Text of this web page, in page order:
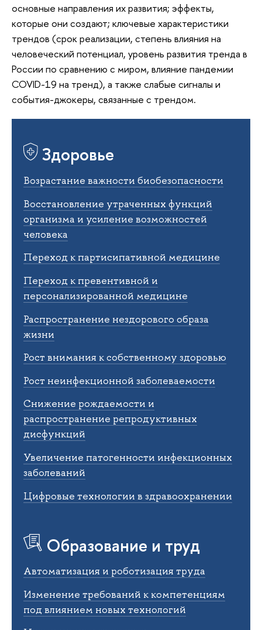
основные направления их развития; эффекты,
которые они создают; ключевые характеристики
трендов (срок реализации, степень влияния на
человеческий потенциал, уровень развития тренда в
России по сравнению с миром, влияние пандемии
COVID-19 на тренд), а также слабые сигналы и
события-джокеры, связанные с трендом.
Здоровье
Возрастание важности биобезопасности
Восстановление утраченных функций
организма и усиление возможностей
человека
Переход к партисипативной медицине
Переход к превентивной и
персонализированной медицине
Распространение нездорового образа
жизни
Рост внимания к собственному здоровью
Рост неинфекционной заболеваемости
Снижение рождаемости и
распространение репродуктивных
дисфункций
Увеличение патогенности инфекционных
заболеваний
Цифровые технологии в здравоохранении
Образование и труд
Автоматизация и роботизация труда
Изменение требований к компетенциям
под влиянием новых технологий